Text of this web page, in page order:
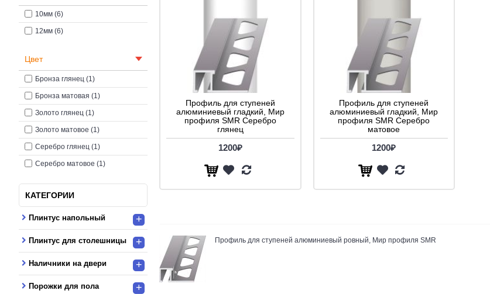
10мм (6)
12мм (6)
Цвет
Бронза глянец (1)
Бронза матовая (1)
Золото глянец (1)
Золото матовое (1)
Серебро глянец (1)
Серебро матовое (1)
КАТЕГОРИИ
Плинтус напольный +
Плинтус для столешницы +
Наличники на двери +
Порожки для пола +
Профиль для ступеней
алюминиевый гладкий, Мир
профиля SMR Серебро
глянец
1200₽
Профиль для ступеней
алюминиевый гладкий, Мир
профиля SMR Серебро
матовое
1200₽
Профиль для ступеней алюминиевый ровный, Мир профиля SMR